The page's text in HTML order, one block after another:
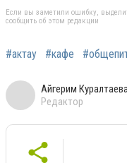
Если вы заметили ошибку,
сообщить об этом редакции
#актау #кафе
Айгерим
Редактор